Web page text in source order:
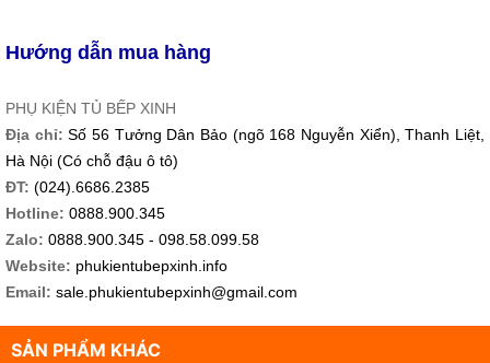
Hướng dẫn mua hàng
PHỤ KIỆN TỦ BẾP XINH
Địa chỉ: Số 56 Tưởng Dân Bảo (ngõ 168 Nguyễn Xiển), Thanh Liệt,
Hà Nội (Có chỗ đậu ô tô)
ĐT: (024).6686.2385
Hotline: 0888.900.345
Zalo: 0888.900.345 - 098.58.099.58
Website: phukientubepxinh.info
Email: sale.phukientubepxinh@gmail.com
SẢN PHẨM KHÁC